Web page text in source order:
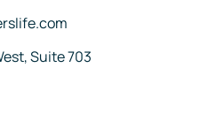
Suite 703